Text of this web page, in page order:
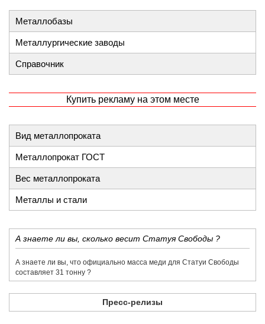
Металлобазы
Металлургические заводы
Справочник
Купить рекламу на этом месте
Вид металлопроката
Металлопрокат ГОСТ
Вес металлопроката
Металлы и стали
​А знаете ли вы, сколько весит Статуя Свободы ?
​А знаете ли вы, что официально масса меди для Статуи Свободы
составляет 31 тонну ?
Пресс-релизы